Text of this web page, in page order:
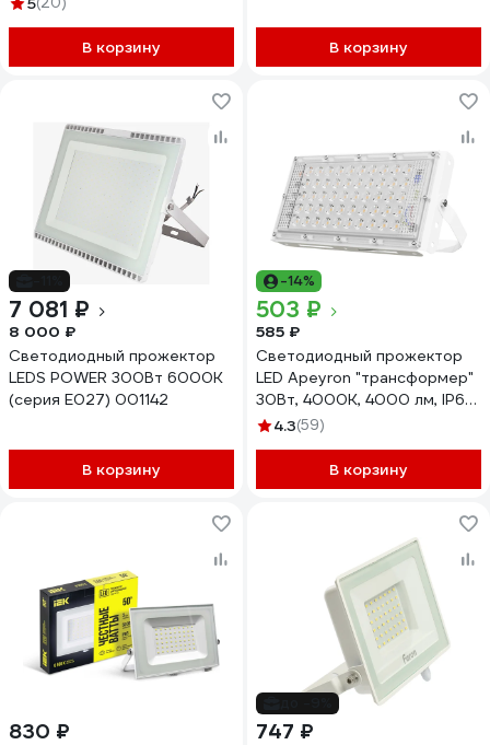
В корзину В корзину
7 081 ₽
8 000 ₽
Светодиодный прожектор
LEDS POWER 300Вт 6000К
(серия Е027) 001142
В корзину
-14%
503 ₽
585 ₽
Светодиодный прожектор
LED Apeyron "трансформер"
30Вт, 4000К, 4000 лм, IP65,
smd, 212х107х27мм, белый /
4.3(59)
В корзину
830 ₽ 747 ₽